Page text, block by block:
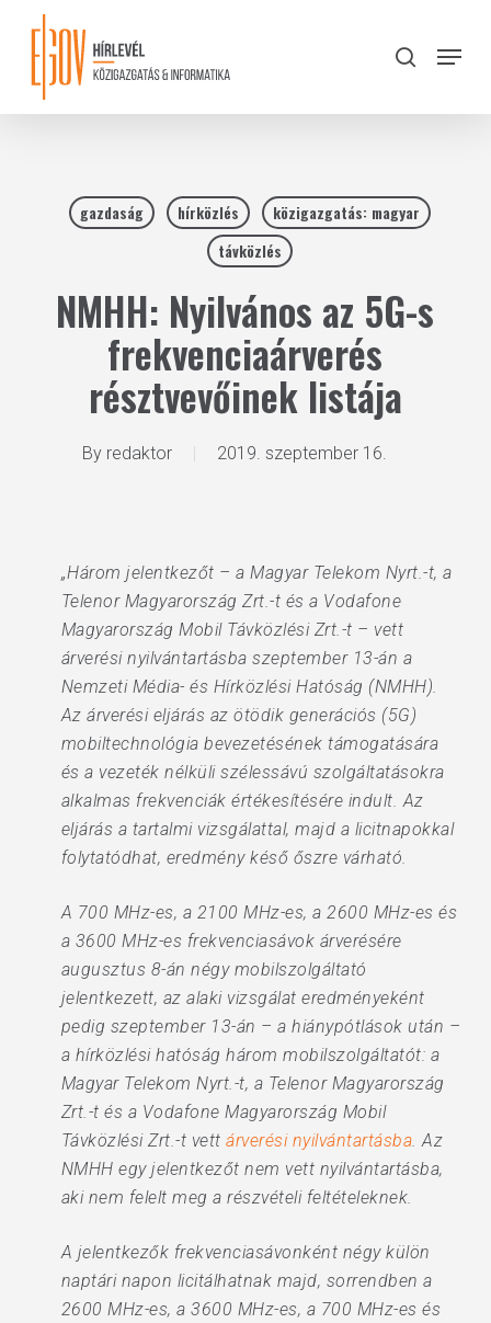
content
search
Menu
gazdaság hírközlés
közigazgatás: magyar
távközlés
NMHH: Nyilvános az 5G-s
frekvenciaárverés
résztvevőinek listája
By redaktor 2019. szeptember 16.
„Három jelentkezőt – a Magyar Telekom Nyrt.-t, a
Telenor Magyarország Zrt.-t és a Vodafone
Magyarország Mobil Távközlési Zrt.-t – vett
árverési nyilvántartásba szeptember 13-án a
Nemzeti Média- és Hírközlési Hatóság (NMHH).
Az árverési eljárás az ötödik generációs (5G)
mobiltechnológia bevezetésének támogatására
és a vezeték nélküli szélessávú szolgáltatásokra
alkalmas frekvenciák értékesítésére indult. Az
eljárás a tartalmi vizsgálattal, majd a licitnapokkal
folytatódhat, eredmény késő őszre várható.
A 700 MHz-es, a 2100 MHz-es, a 2600 MHz-es és
a 3600 MHz-es frekvenciasávok árverésére
augusztus 8-án négy mobilszolgáltató
jelentkezett, az alaki vizsgálat eredményeként
pedig szeptember 13-án – a hiánypótlások után –
a hírközlési hatóság három mobilszolgáltatót: a
Magyar Telekom Nyrt.-t, a Telenor Magyarország
Zrt.-t és a Vodafone Magyarország Mobil
Távközlési Zrt.-t vettárverési nyilvántartásba. Az
NMHH egy jelentkezőt nem vett nyilvántartásba,
aki nem felelt meg a részvételi feltételeknek.
A jelentkezők frekvenciasávonként négy külön
naptári napon licitálhatnak majd, sorrendben a
2600 MHz-es, a 3600 MHz-es, a 700 MHz-es és
Close